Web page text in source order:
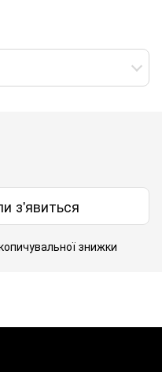
з'явиться
знижки